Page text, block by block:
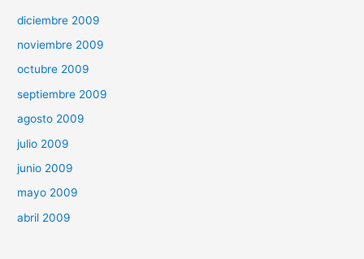
diciembre 2009
noviembre 2009
octubre 2009
septiembre 2009
agosto 2009
julio 2009
junio 2009
mayo 2009
abril 2009